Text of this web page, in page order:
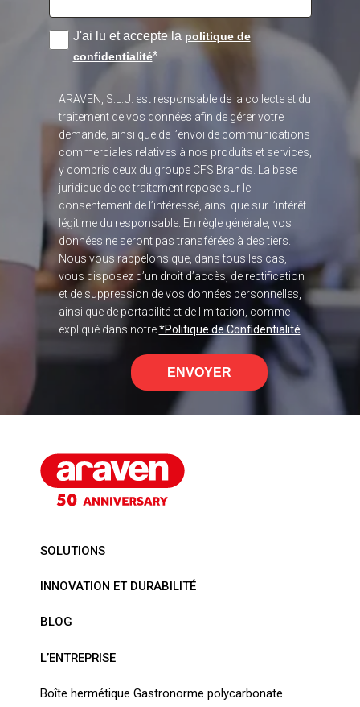
J'ai lu et accepte la politique de
confidentialité*
ARAVEN, S.L.U. est responsable de la collecte et du
traitement de vos données afin de gérer votre
demande, ainsi que de l’envoi de communications
commerciales relatives à nos produits et services,
y compris ceux du groupe CFS Brands. La base
juridique de ce traitement repose sur le
consentement de l’intéressé, ainsi que sur l’intérêt
légitime du responsable. En règle générale, vos
données ne seront pas transférées à des tiers.
Nous vous rappelons que, dans tous les cas,
vous disposez d’un droit d’accès, de rectification
et de suppression de vos données personnelles,
ainsi que de portabilité et de limitation, comme
expliqué dans notre*Politique de Confidentialité
ENVOYER
SOLUTIONS
INNOVATION ET DURABILITÉ
BLOG
L’ENTREPRISE
Boîte hermétique Gastronorme polycarbonate